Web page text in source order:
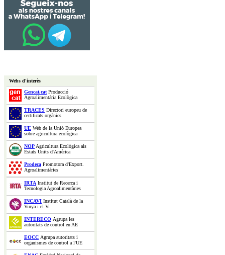
Webs d'interès
Gencat.catProducció
Agroalimentària Ecològica
TRACES Directori europeu de
certificats orgànics
UE Web de la Unió Europea
sobre agricultura ecològica
NOPAgricultura Ecològica als
Estats Units d'Amèrica
Prodeca Promotora d'Export.
Agroalimentàries
IRTA Institut de Recerca i
Tecnologia Agroalimentàries
INCAVI Institut Català de la
Vinya i el Vi
INTERECO Agrupa les
autoritats de control en AE
EOCC Agrupa autoritats i
organismes de control a l'UE